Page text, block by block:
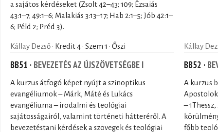
a sajátos kérdéseket (Zsolt 42–43; 109; Ézsaiás
43:1–7; 49:1–6; Malakiás 3:13–17; Hab 2:1–5; Jób 42:1–
6; Péld 2; Préd 3).
Kállay Dezső· Kredit 4 · Szem 1 · Őszi
BB51 · BEVEZETÉS AZ ÚJSZÖVETSÉGBE I
A kurzus átfogó képet nyújt a szinoptikus
evangéliumok – Márk, Máté és Lukács
evangéliuma – irodalmi és teológiai
sajátosságairól, valamint történeti hátteréről. A
bevezetéstani kérdések a szövegek és teológiai
Kállay
BB52 ·
A kurzus
–
főbb